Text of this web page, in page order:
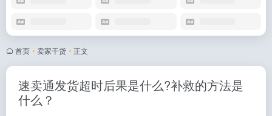
首页 • 卖家干货 • 正文
速卖通发货超时后果是什么?补救的方法是
什么？